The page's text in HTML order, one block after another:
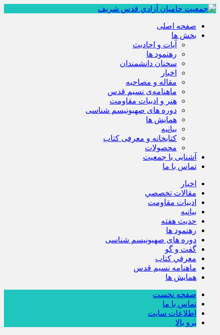
صفحه اصلی
بخش ها
آیات و احادیث
رهنمود ها
سخنان دانشمندان
اخبار
مقاله و مصاحبه
ماهنامه‌ی نسیم قدس
هنر و ادبیات مقاومت
دوره های صهیونیسم شناسی
همايش ها
بيانيه
کتابخانه و معرفی کتاب
محصولات
آشنایی با جمعیت
تماس با ما
اخبار
مقالات تخصصي
ادبيات مقاومت
بيانيه
حديث هفته
رهنمود ها
دوره های صهیونیسم شناسی
گفت و گو
معرفي كتاب
ماهنامه نسيم قدس
همايش ها
صفحه نخست
تماس با ما
اطلاعات سایت
برو بالا